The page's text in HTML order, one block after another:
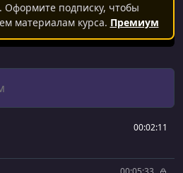
Оформите подписку, чтобы
материалам курса. Премиум
00:02:11